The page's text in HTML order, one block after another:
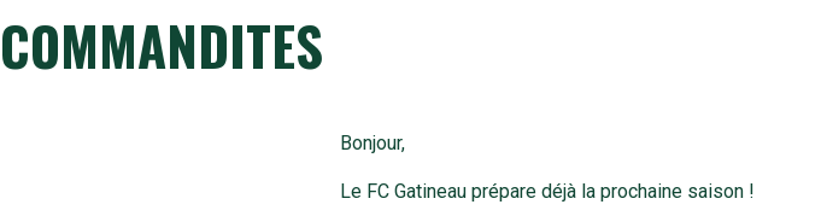
COMMANDITES
Bonjour,
Le FC Gatineau prépare déjà la prochaine saison !